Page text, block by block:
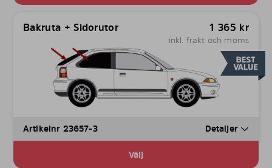
Bakruta + Sidorutor 1 365 kr
inkl. frakt och moms
Artikelnr 23657-3 Detaljer
Välj